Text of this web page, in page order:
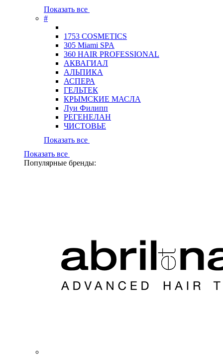
Показать все
#
1753 COSMETICS
305 Miami SPA
360 HAIR PROFESSIONAL
АКВАГИАЛ
АЛЬПИКА
АСПЕРА
ГЕЛЬТЕК
КРЫМСКИЕ МАСЛА
Луи Филипп
РЕГЕНЕЛАН
ЧИСТОВЬЕ
Показать все
Показать все
Популярные бренды: